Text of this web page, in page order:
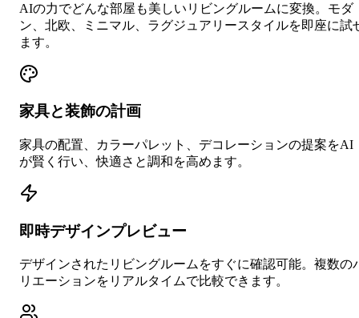
AIの力でどんな部屋も美しいリビングルームに変換。モダ
ン、北欧、ミニマル、ラグジュアリースタイルを即座に試
ます。
家具と装飾の計画
家具の配置、カラーパレット、デコレーションの提案をAI
が賢く行い、快適さと調和を高めます。
即時デザインプレビュー
デザインされたリビングルームをすぐに確認可能。複数の
リエーションをリアルタイムで比較できます。